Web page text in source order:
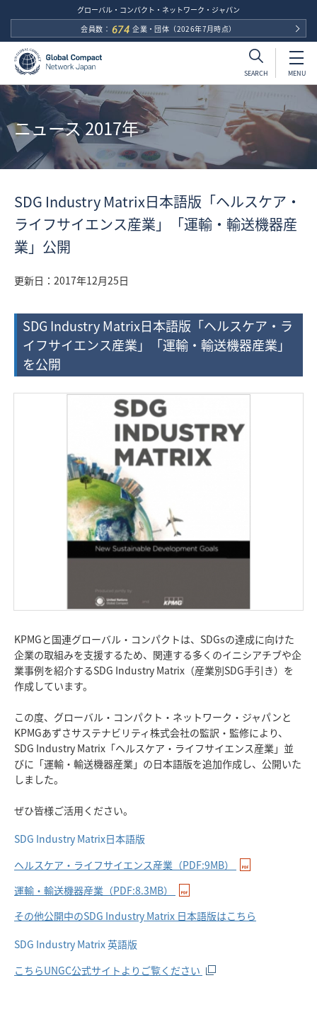
SEARCH MENU
グローバル・コンパクト・ネットワーク・ジャパン
会員数： 674 企業・団体 （2026年7月時点）
ニュース 2017年
SDG Industry Matrix日本語版「ヘルスケア・
ライフサイエンス産業」「運輸・輸送機器産
業」公開
更新日： 2017年12月25日
SDG Industry Matrix日本語版「ヘルスケア・ラ
イフサイエンス産業」「運輸・輸送機器産業」
を公開
KPMGと国連グローバル・コンパクトは、SDGsの達成に向けた
企業の取組みを支援するため、関連する多くのイニシアチブや企
業事例を紹介するSDG Industry Matrix（産業別SDG手引き）を
作成しています。
この度、グローバル・コンパクト・ネットワーク・ジャパンと
KPMGあずさサステナビリティ株式会社の監訳・監修により、
SDG Industry Matrix「ヘルスケア・ライフサイエンス産業」並
びに「運輸・輸送機器産業」の日本語版を追加作成し、公開いた
しました。
ぜひ皆様ご活用ください。
SDG Industry Matrix日本語版
ヘルスケア・ライフサイエンス産業（PDF:9MB）
運輸・輸送機器産業（PDF:8.3MB）
その他公開中のSDG Industry Matrix 日本語版はこちら
SDG Industry Matrix 英語版
こちらUNGC公式サイトよりご覧ください